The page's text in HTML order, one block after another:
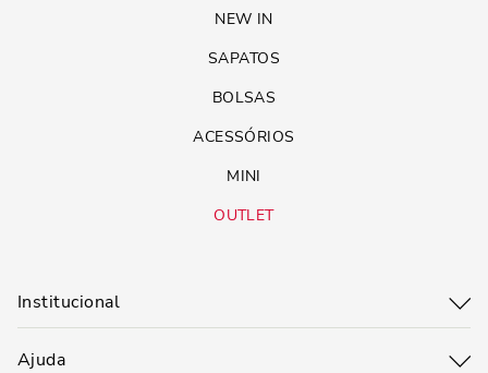
NEW IN
SAPATOS
BOLSAS
ACESSÓRIOS
MINI
OUTLET
Institucional
Ajuda